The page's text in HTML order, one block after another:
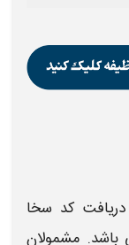
کد سخا
مشمولان